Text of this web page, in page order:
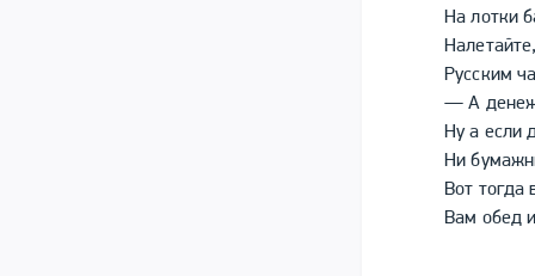
На лотки
Русским
— А
Ну а если
Ни
Вот тогда
Вам обед